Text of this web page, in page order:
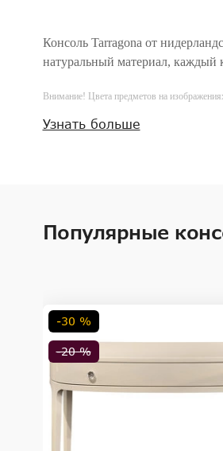
Консоль Tarragona от
натуральный материал, каждый
Внимание! Цвета предметов на
Узнать больше
Популярные
-20 %
-30 %